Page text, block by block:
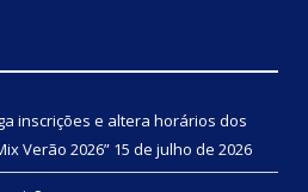
inscrições e altera horários dos
Verão 2026” 15 de julho de 2026